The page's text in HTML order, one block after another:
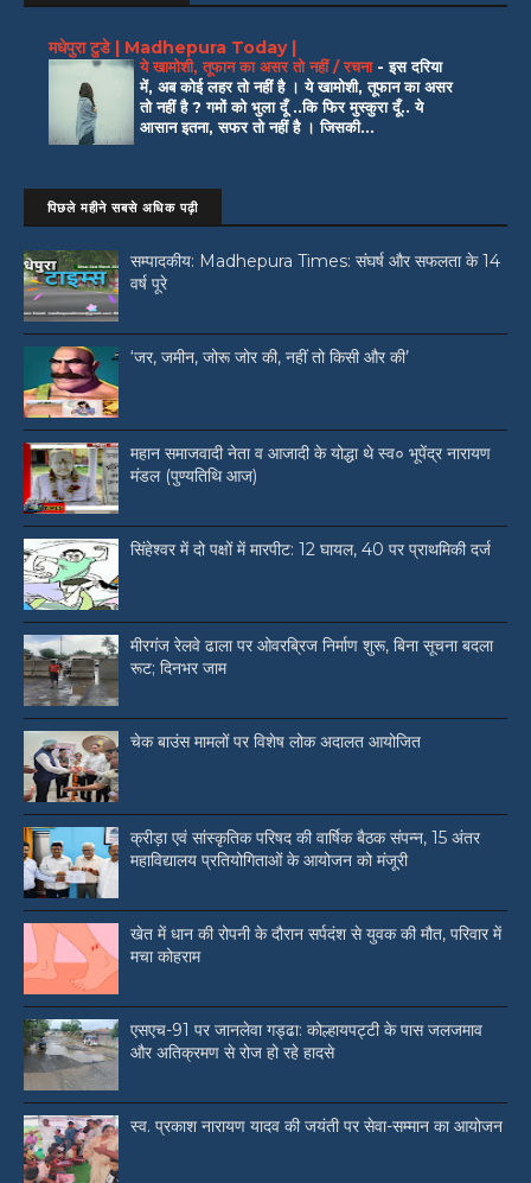
मधेपुरा टुडे | Madhepura Today |
ये खामोशी, तूफान का असर तो नहीं / रचना -इस दरिया
में, अब कोई लहर तो नहीं है । ये खामोशी, तूफान का असर
तो नहीं है ? गमों को भुला दूँ ..कि फिर मुस्कुरा दूँ.. ये
आसान इतना, सफर तो नहीं है । जिसकी...
पिछले महीने सबसे अधिक पढ़ी
सम्पादकीय: Madhepura Times: संघर्ष और सफलता के 14
वर्ष पूरे
‘जर, जमीन, जोरू जोर की, नहीं तो किसी और की’
महान समाजवादी नेता व आजादी के योद्धा थे स्व० भूपेंद्र नारायण
मंडल (पुण्यतिथि आज)
सिंहेश्वर में दो पक्षों में मारपीट: 12 घायल, 40 पर प्राथमिकी दर्ज
मीरगंज रेलवे ढाला पर ओवरब्रिज निर्माण शुरू, बिना सूचना बदला
रूट; दिनभर जाम
चेक बाउंस मामलों पर विशेष लोक अदालत आयोजित
क्रीड़ा एवं सांस्कृतिक परिषद की वार्षिक बैठक संपन्न, 15 अंतर
महाविद्यालय प्रतियोगिताओं के आयोजन को मंजूरी
खेत में धान की रोपनी के दौरान सर्पदंश से युवक की मौत, परिवार में
मचा कोहराम
एसएच-91 पर जानलेवा गड्ढा: कोल्हायपट्टी के पास जलजमाव
और अतिक्रमण से रोज हो रहे हादसे
स्व. प्रकाश नारायण यादव की जयंती पर सेवा-सम्मान का आयोजन